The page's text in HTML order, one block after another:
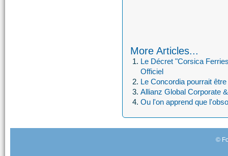
More Articles...
Le Décret "Corsica
Officiel
Le Concordia pourrait
Allianz Global Corporate
Ou l'on apprend que
©